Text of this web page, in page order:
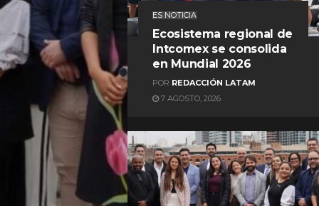
ES NOTICIA
Ecosistema regional de
Intcomex se consolida
en Mundial 2026
POR REDACCIÓN LATAM
7 AGOSTO, 2026